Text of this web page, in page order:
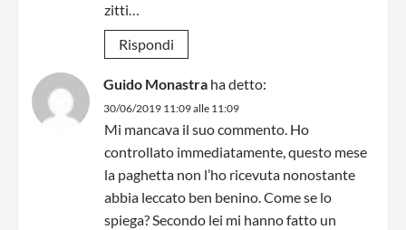
zitti…
Rispondi
Guido Monastra ha detto:
30/06/2019 11:09 alle 11:09
Mi mancava il suo commento. Ho
controllato immediatamente, questo mese
la paghetta non l’ho ricevuta nonostante
abbia leccato ben benino. Come se lo
spiega? Secondo lei mi hanno fatto un